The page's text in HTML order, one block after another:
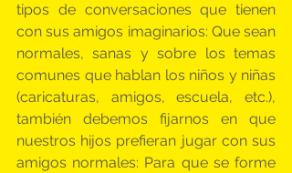
tipos de conversaciones que tienen
con sus amigos imaginarios: Que sean
normales, sanas y sobre los temas
comunes que hablan los niños y niñas
(caricaturas, amigos, escuela, etc.),
también debemos fijarnos en que
nuestros hijos prefieran jugar con sus
amigos normales: Para que se forme